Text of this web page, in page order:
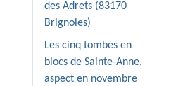
des Adrets (83170
Brignoles)
Les cinq tombes en
blocs de Sainte-Anne,
aspect en novembre